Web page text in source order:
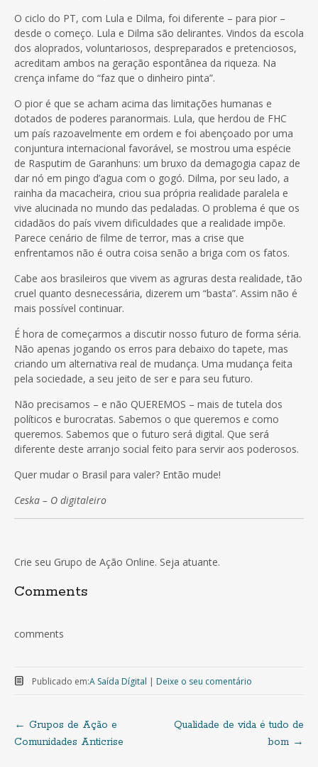
O ciclo do PT, com Lula e Dilma, foi diferente – para pior –
desde o começo. Lula e Dilma são delirantes. Vindos da escola
dos aloprados, voluntariosos, despreparados e pretenciosos,
acreditam ambos na geração espontânea da riqueza. Na
crença infame do “faz que o dinheiro pinta”.
O pior é que se acham acima das limitações humanas e
dotados de poderes paranormais. Lula, que herdou de FHC
um país razoavelmente em ordem e foi abençoado por uma
conjuntura internacional favorável, se mostrou uma espécie
de Rasputim de Garanhuns: um bruxo da demagogia capaz de
dar nó em pingo d’agua com o gogó. Dilma, por seu lado, a
rainha da macacheira, criou sua própria realidade paralela e
vive alucinada no mundo das pedaladas. O problema é que os
cidadãos do país vivem dificuldades que a realidade impõe.
Parece cenário de filme de terror, mas a crise que
enfrentamos não é outra coisa senão a briga com os fatos.
Cabe aos brasileiros que vivem as agruras desta realidade, tão
cruel quanto desnecessária, dizerem um “basta”. Assim não é
mais possível continuar.
É hora de começarmos a discutir nosso futuro de forma séria.
Não apenas jogando os erros para debaixo do tapete, mas
criando um alternativa real de mudança. Uma mudança feita
pela sociedade, a seu jeito de ser e para seu futuro.
Não precisamos – e não QUEREMOS – mais de tutela dos
políticos e burocratas. Sabemos o que queremos e como
queremos. Sabemos que o futuro será digital. Que será
diferente deste arranjo social feito para servir aos poderosos.
Quer mudar o Brasil para valer? Então mude!
Ceska – O digitaleiro
Crie seu Grupo de Ação Online. Seja atuante.
Comments
comments
Publicado em:A Saída Dígital | Deixe o seu comentário
Navegação
← Grupos de Ação e
Comunidades Anticrise
Qualidade de vida é tudo de
bom →